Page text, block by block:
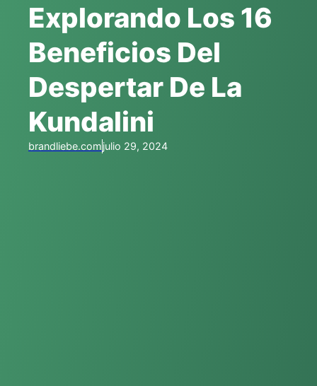
Explorando Los 16
Beneficios Del
Despertar De La
Kundalini
brandliebe.comjulio 29, 2024